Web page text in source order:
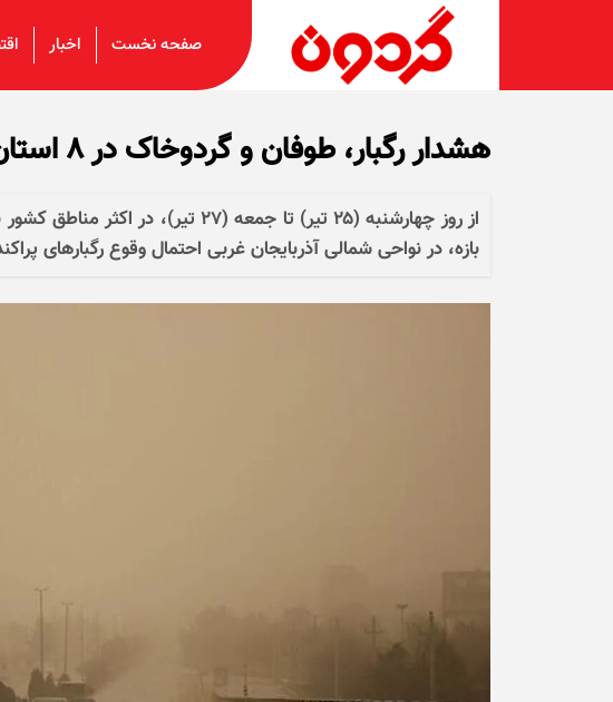
صفحه نخست اخبار
هشدار رگبار، طوفان و گردوخاک در ۸ استان
از روز چهارشنبه (۲۵ تیر) تا جمعه (۲۷
بازه، در نواحی شمالی آذربایجان غربی احتمال وقوع رگبار‌های